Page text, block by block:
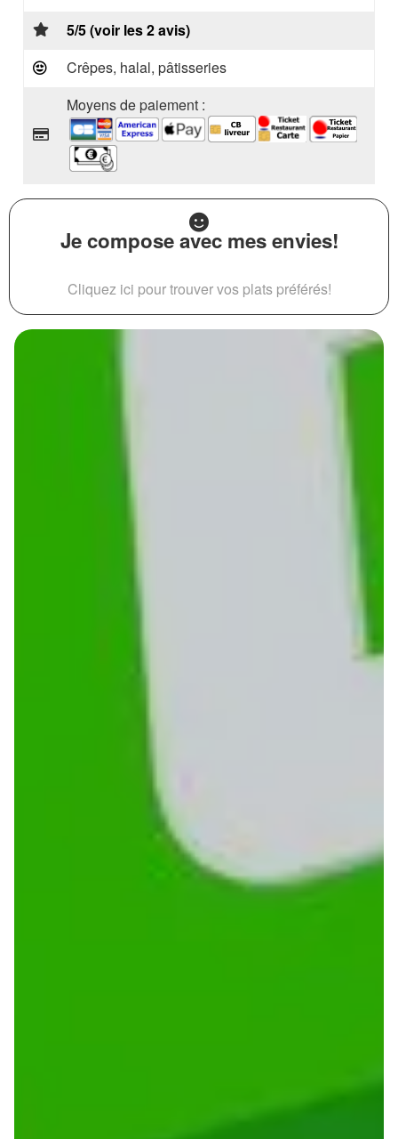
5/5 (voir les 2 avis)
Crêpes, halal, pâtisseries
Moyens de paiement :
Je compose avec mes envies!
Cliquez ici pour trouver vos plats préférés!